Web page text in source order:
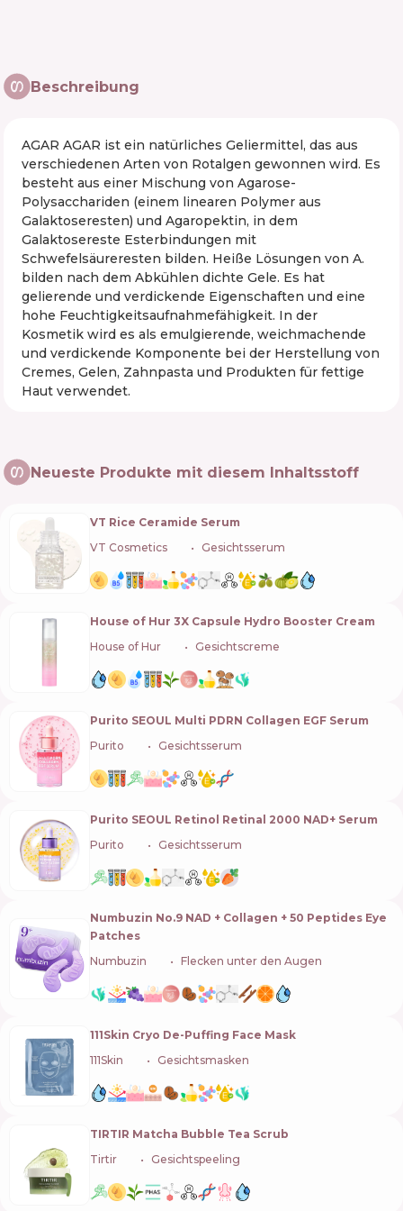
Beschreibung
AGAR AGAR ist ein natürliches Geliermittel, das aus
verschiedenen Arten von Rotalgen gewonnen wird. Es
besteht aus einer Mischung von Agarose-
Polysacchariden (einem linearen Polymer aus
Galaktoseresten) und Agaropektin, in dem
Galaktosereste Esterbindungen mit
Schwefelsäureresten bilden. Heiße Lösungen von A.
bilden nach dem Abkühlen dichte Gele. Es hat
gelierende und verdickende Eigenschaften und eine
hohe Feuchtigkeitsaufnahmefähigkeit. In der
Kosmetik wird es als emulgierende, weichmachende
und verdickende Komponente bei der Herstellung von
Cremes, Gelen, Zahnpasta und Produkten für fettige
Haut verwendet.
Neueste Produkte mit diesem Inhaltsstoff
VT Rice Ceramide Serum
VT Cosmetics
Gesichtsserum
House of Hur 3X Capsule Hydro Booster Cream
House of Hur
Gesichtscreme
Purito SEOUL Multi PDRN Collagen EGF Serum
Purito
Gesichtsserum
Purito SEOUL Retinol Retinal 2000 NAD+ Serum
Purito
Gesichtsserum
Numbuzin No.9 NAD + Collagen + 50 Peptides Eye
Patches
Numbuzin
Flecken unter den Augen
111Skin Cryo De-Puffing Face Mask
111Skin
Gesichtsmasken
TIRTIR Matcha Bubble Tea Scrub
Tirtir
Gesichtspeeling